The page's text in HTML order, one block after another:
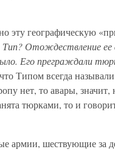
эту географическую
Тип? Отождествление
Его преграждали
Типом всегда
нет, то авары,
тюрками, то и
армии, шествующие за